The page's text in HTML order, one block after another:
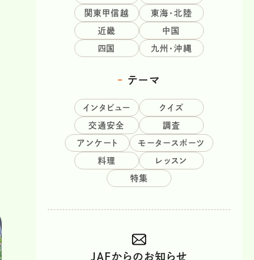
関東甲信越 東海・北陸
近畿 中国
四国 九州・沖縄
テーマ
インタビュー クイズ
交通安全 調査
アンケート モータースポーツ
料理 レッスン
特集
JAFからのお知らせ